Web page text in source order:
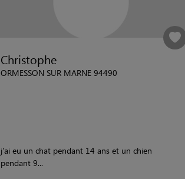
Christophe
ORMESSON SUR MARNE 94490
j'ai eu un chat pendant 14 ans et un chien
pendant 9...